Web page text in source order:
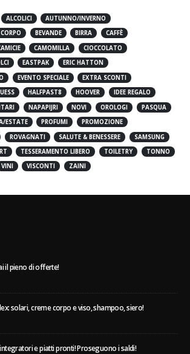
ALCOLICI
AUTUNNO/INVERNO
BEVANDE BIRRA
CAFFÈ
CAMOMILLA
CIOCCOLATO
EASTPAK
ERIC HATTON
EVENTO SPECIALE
EXTRA SCONTI
HALFPAST8 HOOVER
IDEE REGALO
NAPAPIJRI NOVI OROLOGI
PASQUA
ESTATE PROFUMI
PROMOZIONE
ROVAGNATI SALUTE & BENESSERE
SAMSUNG
TESSERAMENTO LIBERO TOILETRY
TONNO
VINI VISCONTI ZAINI
il pieno di offerte!
solari, creme corpo e viso, shampoo, siero!
e piatti pronti! Proseguono i saldi!